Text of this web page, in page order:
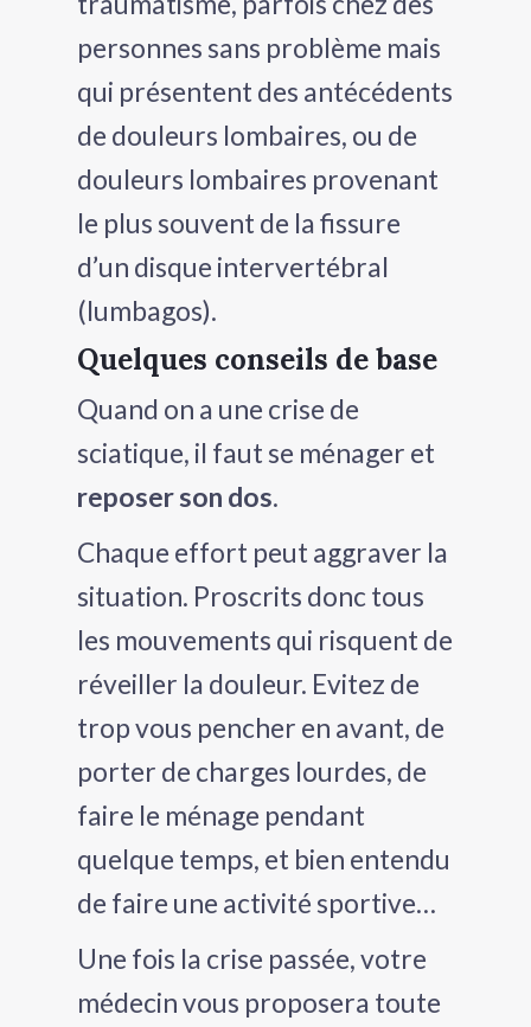
personnes sans problème mais
qui présentent des antécédents
de douleurs lombaires, ou de
douleurs lombaires provenant
le plus souvent de la fissure
d’un disque intervertébral
(lumbagos).
Quelques conseils de base
Quand on a une crise de
sciatique, il faut se ménager et
reposer son dos.
Chaque effort peut aggraver la
situation. Proscrits donc tous
les mouvements qui risquent de
réveiller la douleur. Evitez de
trop vous pencher en avant, de
porter de charges lourdes, de
faire le ménage pendant
quelque temps, et bien entendu
de faire une activité sportive…
Une fois la crise passée, votre
médecin vous proposera toute